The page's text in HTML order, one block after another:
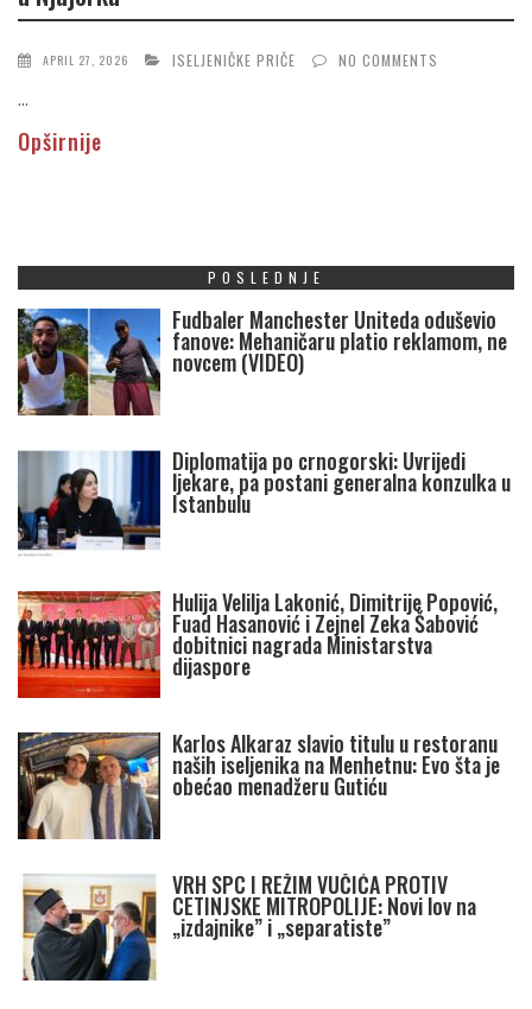
APRIL 27, 2026 ISELJENIČKE PRIČE NO COMMENTS
...
Opširnije
POSLEDNJE
Fudbaler Manchester Uniteda oduševio
fanove: Mehaničaru platio reklamom, ne
novcem (VIDEO)
Diplomatija po crnogorski: Uvrijedi
ljekare, pa postani generalna konzulka u
Istanbulu
Hulija Velilja Lakonić, Dimitrije Popović,
Fuad Hasanović i Zejnel Zeka Šabović
dobitnici nagrada Ministarstva
dijaspore
Karlos Alkaraz slavio titulu u restoranu
naših iseljenika na Menhetnu: Evo šta je
obećao menadžeru Gutiću
VRH SPC I REŽIM VUČIĆA PROTIV
CETINJSKE MITROPOLIJE: Novi lov na
„izdajnike” i „separatiste”